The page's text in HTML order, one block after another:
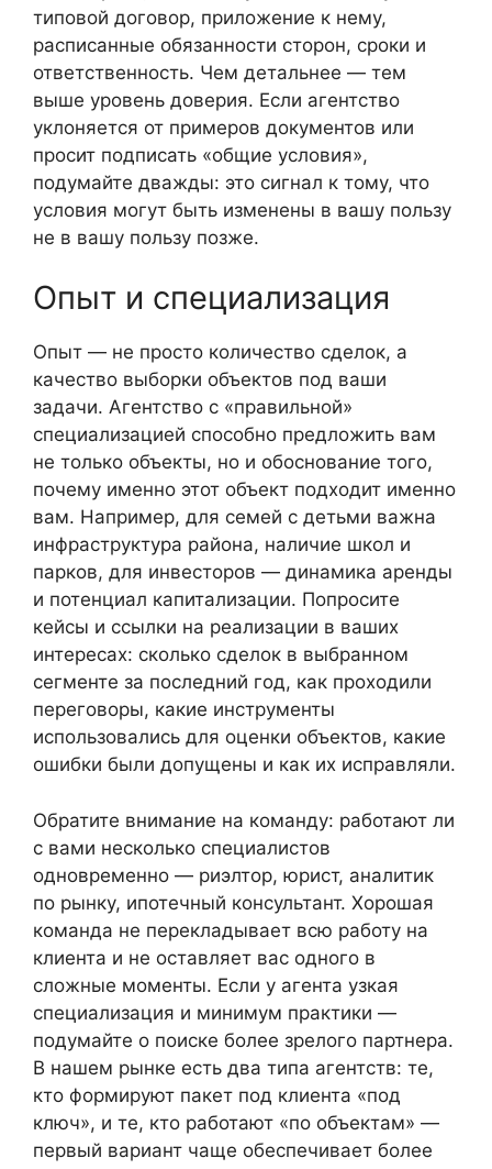
типовой договор, приложение к нему,
расписанные обязанности сторон, сроки и
ответственность. Чем детальнее — тем
выше уровень доверия. Если агентство
уклоняется от примеров документов или
просит подписать «общие условия»,
подумайте дважды: это сигнал к тому, что
условия могут быть изменены в вашу пользу
не в вашу пользу позже.
Опыт и специализация
Опыт — не просто количество сделок, а
качество выборки объектов под ваши
задачи. Агентство с «правильной»
специализацией способно предложить вам
не только объекты, но и обоснование того,
почему именно этот объект подходит именно
вам. Например, для семей с детьми важна
инфраструктура района, наличие школ и
парков, для инвесторов — динамика аренды
и потенциал капитализации. Попросите
кейсы и ссылки на реализации в ваших
интересах: сколько сделок в выбранном
сегменте за последний год, как проходили
переговоры, какие инструменты
использовались для оценки объектов, какие
ошибки были допущены и как их исправляли.
Обратите внимание на команду: работают ли
с вами несколько специалистов
одновременно — риэлтор, юрист, аналитик
по рынку, ипотечный консультант. Хорошая
команда не перекладывает всю работу на
клиента и не оставляет вас одного в
сложные моменты. Если у агента узкая
специализация и минимум практики —
подумайте о поиске более зрелого партнера.
В нашем рынке есть два типа агентств: те,
кто формируют пакет под клиента «под
ключ», и те, кто работают «по объектам» —
первый вариант чаще обеспечивает более